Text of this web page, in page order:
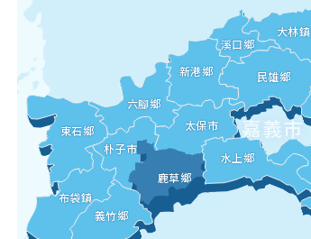
嘉義市
嘉義縣
大林鎮
溪口鄉
民雄鄉
新港鄉
六腳鄉
太保市
東石鄉
朴子市
鹿草鄉
水上鄉
布袋鎮
義竹鄉